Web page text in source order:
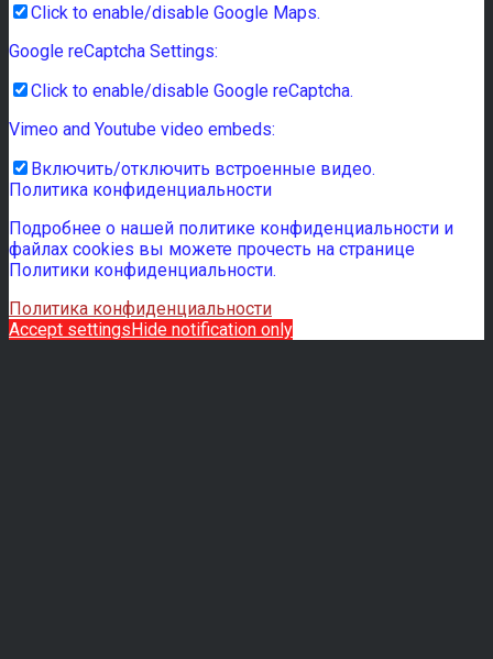
Click to enable/disable Google Maps.
Google reCaptcha Settings:
Click to enable/disable Google reCaptcha.
Vimeo and Youtube video embeds:
Включить/отключить встроенные видео.
Политика конфиденциальности
Подробнее о нашей политике конфиденциальности и
файлах cookies вы можете прочесть на странице
Политики конфиденциальности.
Политика конфиденциальности
Accept settingsHide notification only